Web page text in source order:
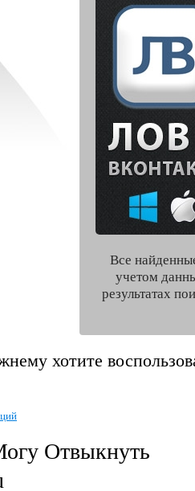
Все
учетом
результатах
хотите
Отвыкнуть